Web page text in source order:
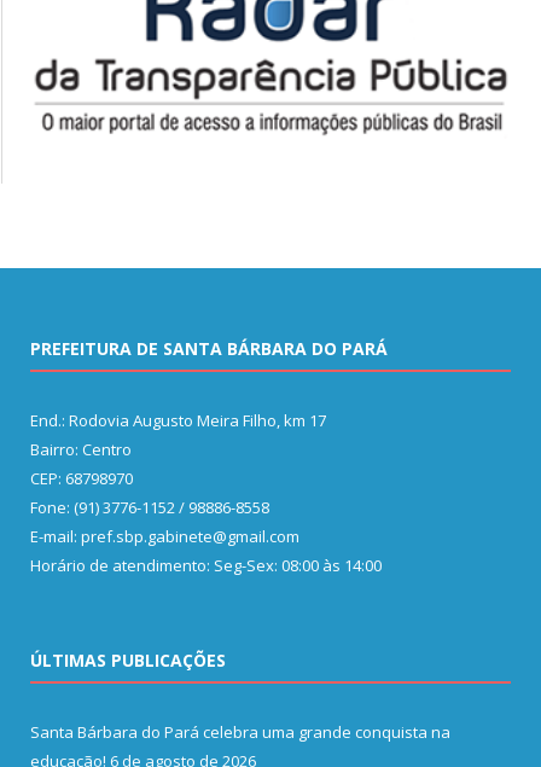
PREFEITURA DE SANTA BÁRBARA DO PARÁ
End.: Rodovia Augusto Meira Filho, km 17
Bairro: Centro
CEP: 68798970
Fone: (91) 3776-1152 / 98886-8558
E-mail: pref.sbp.gabinete@gmail.com
Horário de atendimento: Seg-Sex: 08:00 às 14:00
ÚLTIMAS PUBLICAÇÕES
Santa Bárbara do Pará celebra uma grande conquista na
educação! 6 de agosto de 2026